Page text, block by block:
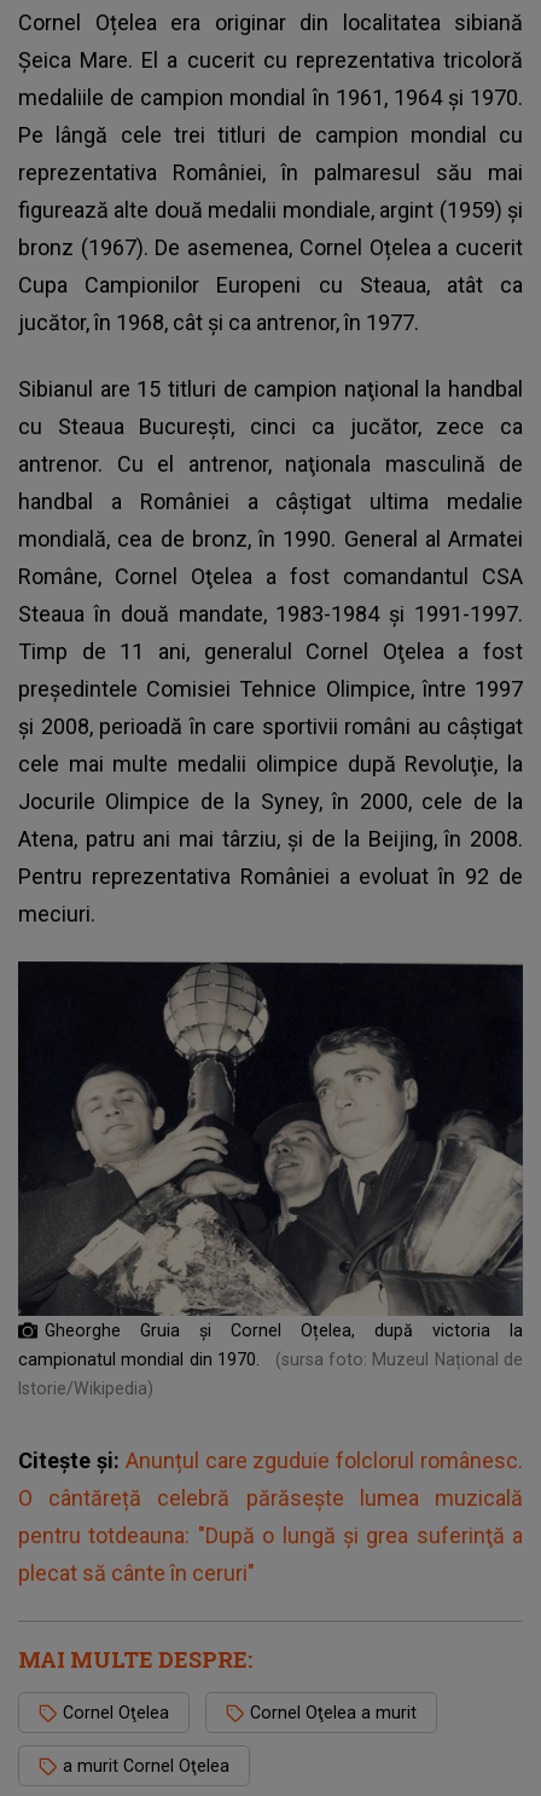
Cornel Oțelea era originar din localitatea sibiană
Șeica Mare. El a cucerit cu reprezentativa tricoloră
medaliile de campion mondial în 1961, 1964 și 1970.
Pe lângă cele trei titluri de campion mondial cu
reprezentativa României, în palmaresul său mai
figurează alte două medalii mondiale, argint (1959) şi
bronz (1967). De asemenea, Cornel Oțelea a cucerit
Cupa Campionilor Europeni cu Steaua, atât ca
jucător, în 1968, cât şi ca antrenor, în 1977.
Sibianul are 15 titluri de campion naţional la handbal
cu Steaua București, cinci ca jucător, zece ca
antrenor. Cu el antrenor, naţionala masculină de
handbal a României a câştigat ultima medalie
mondială, cea de bronz, în 1990. General al Armatei
Române, Cornel Oţelea a fost comandantul CSA
Steaua în două mandate, 1983-1984 şi 1991-1997.
Timp de 11 ani, generalul Cornel Oţelea a fost
preşedintele Comisiei Tehnice Olimpice, între 1997
și 2008, perioadă în care sportivii români au câştigat
cele mai multe medalii olimpice după Revoluţie, la
Jocurile Olimpice de la Syney, în 2000, cele de la
Atena, patru ani mai târziu, şi de la Beijing, în 2008.
Pentru reprezentativa României a evoluat în 92 de
meciuri.
Gheorghe Gruia și Cornel Oțelea, după victoria la
campionatul mondial din 1970.
(sursa foto: Muzeul Național de
Istorie/Wikipedia)
Citește și: Anunțul care zguduie folclorul românesc.
O cântăreță celebră părăseşte lumea muzicală
pentru totdeauna: "După o lungă şi grea suferinţă a
plecat să cânte în ceruri"
MAI MULTE DESPRE:
Cornel Oţelea Cornel Oţelea a murit
a murit Cornel Oţelea